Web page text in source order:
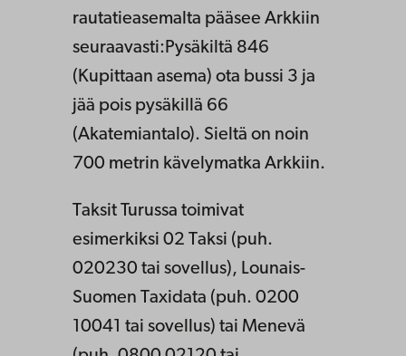
rautatieasemalta pääsee Arkkiin
seuraavasti:Pysäkiltä 846
(Kupittaan asema) ota bussi 3 ja
jää pois pysäkillä 66
(Akatemiantalo). Sieltä on noin
700 metrin kävelymatka Arkkiin.
Taksit Turussa toimivat
esimerkiksi 02 Taksi (puh.
020230 tai sovellus), Lounais-
Suomen Taxidata (puh. 0200
10041 tai sovellus) tai Menevä